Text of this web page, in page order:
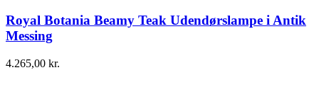
Royal Botania Beamy Teak Udendørslampe i Antik
Messing
4.265,00 kr.